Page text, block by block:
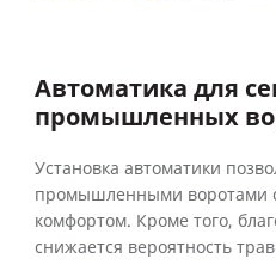
Автоматика для
промышленных
Установка автоматики
промышленными воротами
комфортом. Кроме того,
снижается вероятность